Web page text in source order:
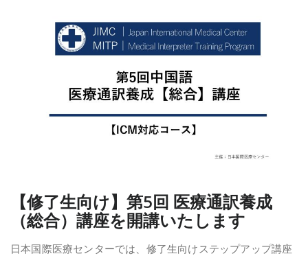
【修了生向け】第5回 医療通訳養成
（総合）講座を開講いたします
日本国際医療センターでは、修了生向けステップアップ講座